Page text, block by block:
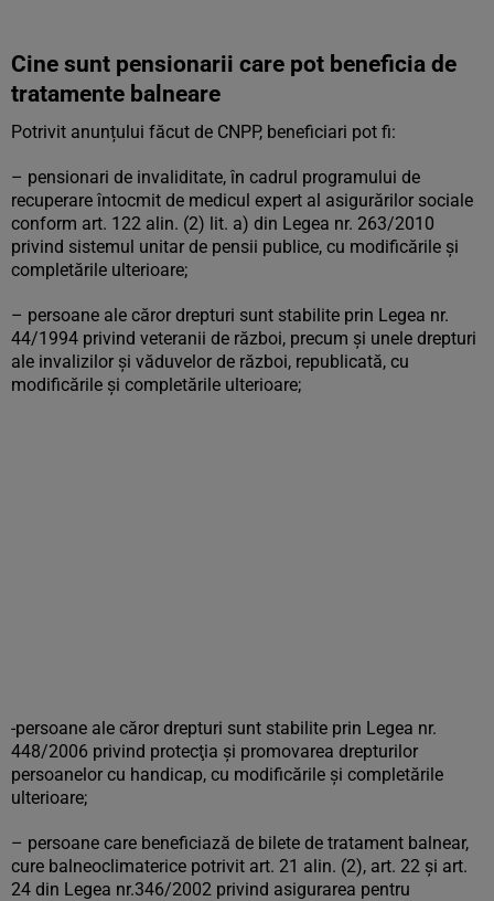
Cine sunt pensionarii care pot beneficia de
tratamente balneare
Potrivit anunțului făcut de CNPP, beneficiari pot fi:
– pensionari de invaliditate, în cadrul programului de
recuperare întocmit de medicul expert al asigurărilor sociale
conform art. 122 alin. (2) lit. a) din Legea nr. 263/2010
privind sistemul unitar de pensii publice, cu modificările şi
completările ulterioare;
– persoane ale căror drepturi sunt stabilite prin Legea nr.
44/1994 privind veteranii de război, precum şi unele drepturi
ale invalizilor şi văduvelor de război, republicată, cu
modificările şi completările ulterioare;
-persoane ale căror drepturi sunt stabilite prin Legea nr.
448/2006 privind protecţia şi promovarea drepturilor
persoanelor cu handicap, cu modificările şi completările
ulterioare;
– persoane care beneficiază de bilete de tratament balnear,
cure balneoclimaterice potrivit art. 21 alin. (2), art. 22 și art.
24 din Legea nr.346/2002 privind asigurarea pentru